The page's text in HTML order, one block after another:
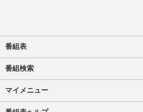
番組表
番組検索
マイメニュー